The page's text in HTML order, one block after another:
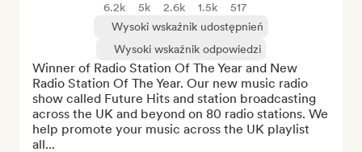
6.2k 5k 2.6k 1.5k
517
Wysoki wskaźnik udostępnień
Wysoki wskaźnik odpowiedzi
Winner of Radio Station Of The Year and New
Radio Station Of The Year. Our new music radio
show called Future Hits and station broadcasting
across the UK and beyond on 80 radio stations. We
help promote your music across the UK playlist
all...